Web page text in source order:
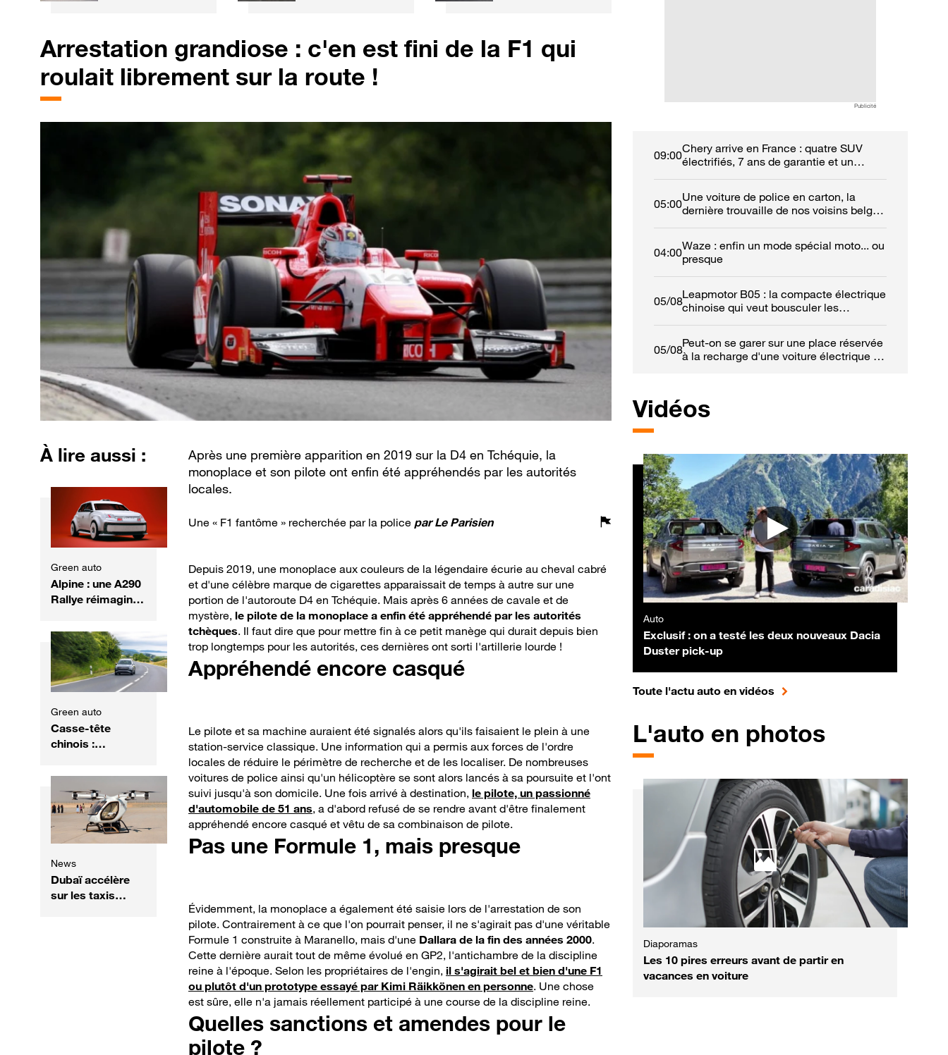
un réseau de 50
concessions
voisins belges !
bousculer les
références
Arrestation grandiose : c'en est fini de la F1 qui
roulait librement sur la route !
À lire aussi :
Green auto
Alpine : une A290
Rallye réimaginée
avec Lacoste
Green auto
Casse-tête
chinois :
financer les
routes à l'ère de
la voiture
électrique ?
News
Dubaï accélère
sur les taxis
Après une première apparition en 2019 sur la D4 en Tchéquie, la
monoplace et son pilote ont enfin été appréhendés par les autorités
locales.
Une « F1 fantôme » recherchée par la police parLe Parisien
Depuis 2019, une monoplace aux couleurs de la légendaire écurie au cheval cabré
et d'une célèbre marque de cigarettes apparaissait de temps à autre sur une
portion de l'autoroute D4 en Tchéquie. Mais après 6 années de cavale et de
mystère, le pilote de la monoplace a enfin été appréhendé par les autorités
tchèques. Il faut dire que pour mettre fin à ce petit manège qui durait depuis bien
trop longtemps pour les autorités, ces dernières ont sorti l'artillerie lourde !
Appréhendé encore casqué
Le pilote et sa machine auraient été signalés alors qu'ils faisaient le plein à une
station-service classique. Une information qui a permis aux forces de l'ordre
locales de réduire le périmètre de recherche et de les localiser. De nombreuses
voitures de police ainsi qu'un hélicoptère se sont alors lancés à sa poursuite et l'ont
suivi jusqu'à son domicile. Une fois arrivé à destination, le pilote, un passionné
d'automobile de 51 ans, a d'abord refusé de se rendre avant d'être finalement
appréhendé encore casqué et vêtu de sa combinaison de pilote.
Pas une Formule 1, mais presque
Évidemment, la monoplace a également été saisie lors de l'arrestation de son
pilote. Contrairement à ce que l'on pourrait penser, il ne s'agirait pas d'une véritable
Formule 1 construite à Maranello, mais d'une Dallara de la fin des années 2000.
Cette dernière aurait tout de même évolué en GP2, l'antichambre de la discipline
reine à l'époque. Selon les propriétaires de l'engin, il s'agirait bel et bien d'une F1
ou plutôt d'un prototype essayé par Kimi Räikkönen en personne. Une chose
est sûre, elle n'a jamais réellement participé à une course de la discipline reine.
Quelles sanctions et amendes pour le
pilote ?
Publicité
09:00Chery arrive en France : quatre SUV
électrifiés, 7 ans de garantie et un
05:00Une voiture de police en carton, la
dernière trouvaille de nos voisins belges
04:00Waze : enfin un mode spécial moto... ou
presque
05/08Leapmotor B05 : la compacte électrique
chinoise qui veut bousculer les
05/08Peut-on se garer sur une place réservée
à la recharge d'une voiture électrique ?
Vidéos
Auto
Exclusif : on a testé les deux nouveaux Dacia
Duster pick-up
Toute l'actu auto en vidéos pour accéder à toute l'actualité
L'auto en photos
Diaporamas
Les 10 pires erreurs avant de partir en
vacances en voiture